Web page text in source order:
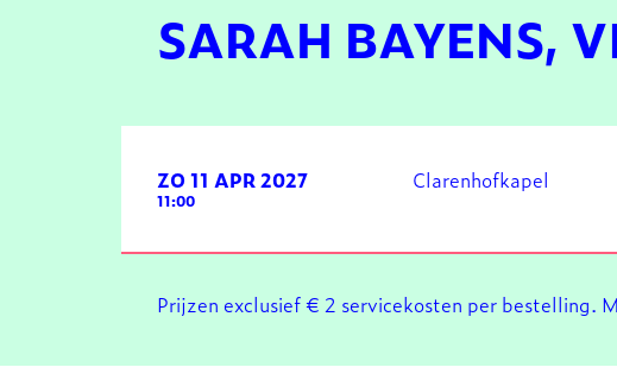
SARAH BAYENS,
ZO 11 APR 2027
11:00
Clarenhofkapel
Prijzen exclusief € 2 servicekosten per bestelling.